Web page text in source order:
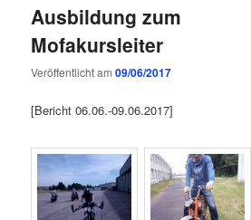
Ausbildung zum
Mofakursleiter
Veröffentlicht am09/06/2017
[Bericht 06.06.-09.06.2017]